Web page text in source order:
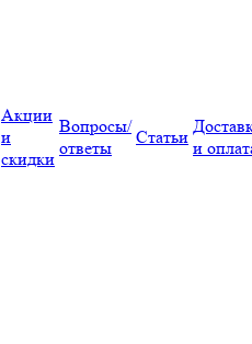
Акции
и
скидки
Вопросы/
ответы
Статьи
и